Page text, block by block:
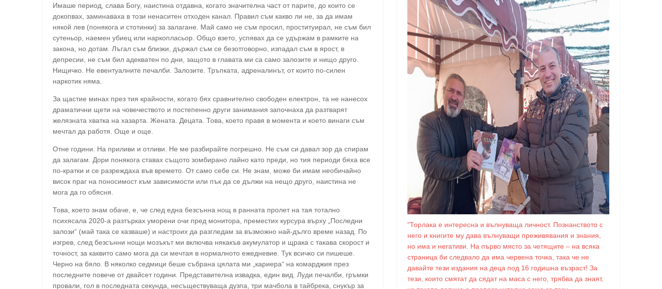
Имаше период, слава Богу, наистина отдавна, когато значителна част от парите, до които се
докопвах, заминаваха в този ненаситен отходен канал. Правил съм какво ли не, за да имам
някой лев (понякога и стотинки) за залагане. Май само не съм просил, проституирал, не съм бил
сутеньор, наемен убиец или наркопласьор. Общо взето, успявах да се удържам в рамките на
закона, но дотам. Лъгал съм близки, държал съм се безотговорно, изпадал съм в ярост, в
депресии, не съм бил адекватен по дни, защото в главата ми са само залозите и нищо друго.
Нищичко. Не евентуалните печалби. Залозите. Тръпката, адреналинът, от които по-силен
наркотик няма.
За щастие минах през тия крайности, когато бях сравнително свободен електрон, та не нанесох
драматични щети на човечеството и постепенно други занимания започнаха да разтварят
желязната хватка на хазарта. Жената. Децата. Това, което правя в момента и което винаги съм
мечтал да работя. Още и още.
Отне години. На приливи и отливи. Не ме разбирайте погрешно. Не съм си давал зор да спирам
да залагам. Дори понякога ставах същото зомбирано лайно като преди, но тия периоди бяха все
по-кратки и се разреждаха във времето. От само себе си. Не знам, може би имам необичайно
висок праг на поносимост към зависимости или пък да се дължи на нещо друго, наистина не
мога да го обясня.
Това, което знам обаче, е, че след една безсънна нощ в ранната пролет на тая тотално
психясала 2020-а разтърках уморени очи пред монитора, преместих курсура върху „Последни
залози“ (май така се казваше) и настроих да разгледам за възможно най-дълго време назад. По
изгрев, след безсънни нощи мозъкът ми включва някакъв акумулатор и щрака с такава скорост и
точност, за каквито само мога да си мечтая в нормалното ежедневие. Тук всичко си пишеше.
Черно на бяло. В няколко седмици беше събрана цялата ми „кариера“ на комарджия през
последните повече от двайсет години. Представителна извадка, един вид. Луди печалби, гръмки
провали, гол в последната секунда, несъществуваща дузпа, три мачбола в тайбрека, снукър за
"Торлака е интересна и вълнуваща личност. Познанството с
него и книгите му дава вълнуващи преживявания и знания,
но има и негативи. На първо място за четящите – на всяка
страница би следвало да има червена точка, така че не
давайте тези издания на деца под 16 годишна възраст! За
тези, които смятат да сядат на маса с него, трябва да знаят,